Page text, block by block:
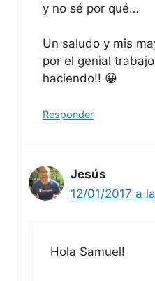
y no sé por qué…
Un saludo y mis
por el genial
haciendo!! 😀
Responder
Jesús
12/01/2017 a
Hola Samuel!